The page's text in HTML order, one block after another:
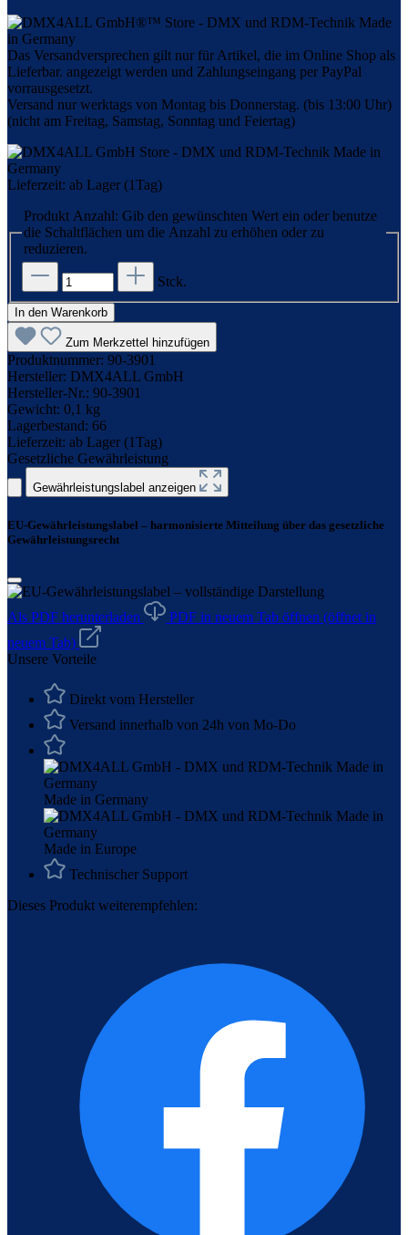
Das Versandversprechen gilt nur für Artikel, die im Online Shop als
Lieferbar. angezeigt werden und Zahlungseingang per PayPal
vorrausgesetzt.
Versand nur werktags von Montag bis Donnerstag. (bis 13:00 Uhr)
(nicht am Freitag, Samstag, Sonntag und Feiertag)
Lieferzeit: ab Lager (1Tag)
Produkt Anzahl: Gib den gewünschten Wert ein oder benutze
die Schaltflächen um die Anzahl zu erhöhen oder zu
reduzieren.
Stck.
In den Warenkorb
Zum Merkzettel hinzufügen
Produktnummer: 90-3901
Hersteller: DMX4ALL GmbH
Hersteller-Nr.: 90-3901
Gewicht: 0,1 kg
Lagerbestand: 66
Lieferzeit: ab Lager (1Tag)
Gesetzliche Gewährleistung
Gewährleistungslabel anzeigen
EU-Gewährleistungslabel – harmonisierte Mitteilung über das gesetzliche
Gewährleistungsrecht
Als PDF herunterladen PDF in neuem Tab öffnen (öffnet in
neuem Tab)
Unsere Vorteile
Direkt vom Hersteller
Versand innerhalb von 24h von Mo-Do
Made in Germany
Made in Europe
Technischer Support
Dieses Produkt weiterempfehlen: